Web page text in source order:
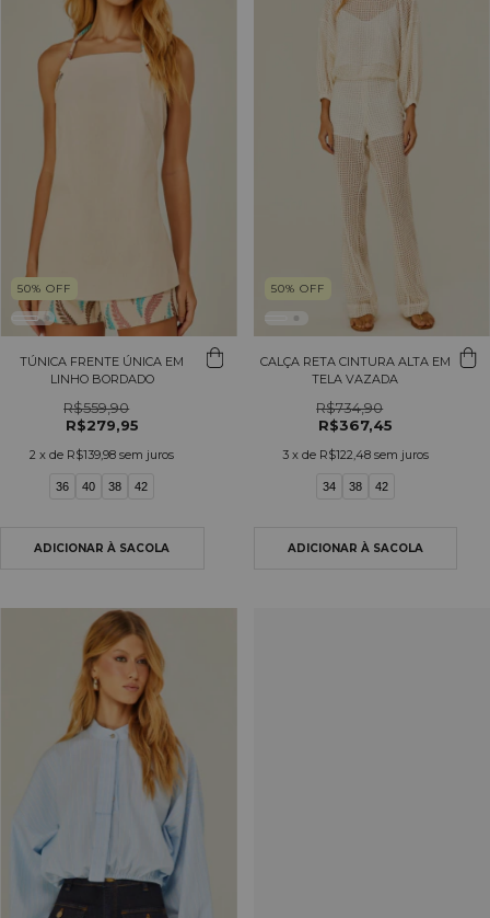
50% OFF
TÚNICA FRENTE ÚNICA EM
LINHO BORDADO
R$559,90
R$279,95
2 x de R$139,98 sem juros
36 40 38 42
50% OFF
CALÇA RETA CINTURA ALTA EM
TELA VAZADA
R$734,90
R$367,45
3 x de R$122,48 sem juros
34 38 42